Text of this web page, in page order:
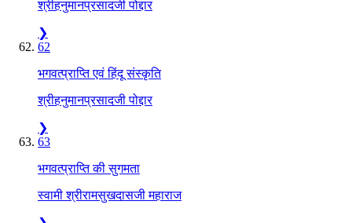
श्रीहनुमानप्रसादजी पोद्दार
❯
62
भगवत्प्राप्ति एवं हिंदू संस्कृति
श्रीहनुमानप्रसादजी पोद्दार
❯
63
भगवत्प्राप्ति की सुगमता
स्वामी श्रीरामसुखदासजी महाराज